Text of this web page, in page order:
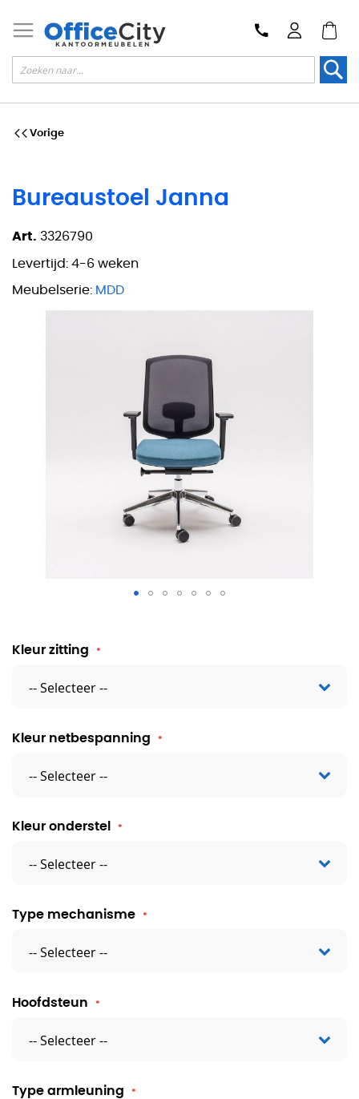
Bureaustoel Janna
Art. 3326790
Levertijd: 4-6 weken
Meubelserie: MDD
Bureaustoel Janna
Kleur zitting
Kleur netbespanning
Kleur onderstel
Type mechanisme
Hoofdsteun
Type armleuning
Vorige